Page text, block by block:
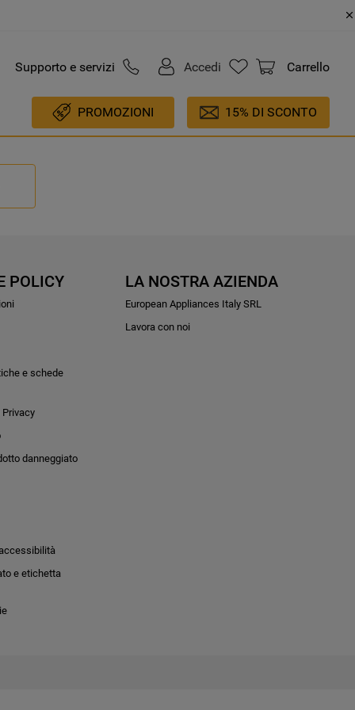
Supporto e servizi Accedi Carrello
PROMOZIONI 15% DI SCONTO
POLICY
e schede
danneggiato
e etichetta
LA NOSTRA AZIENDA
European Appliances Italy SRL
Lavora con noi